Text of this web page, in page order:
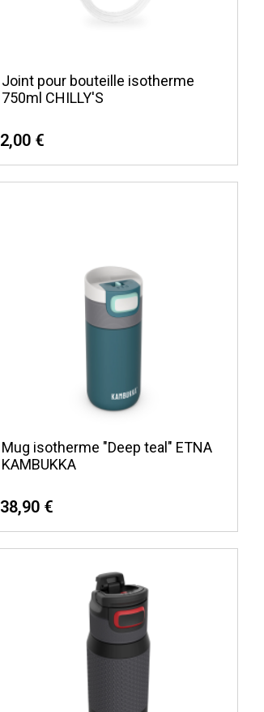
Joint pour bouteille isotherme
750ml CHILLY'S
2,00 €
Mug isotherme "Deep teal" ETNA
KAMBUKKA
38,90 €